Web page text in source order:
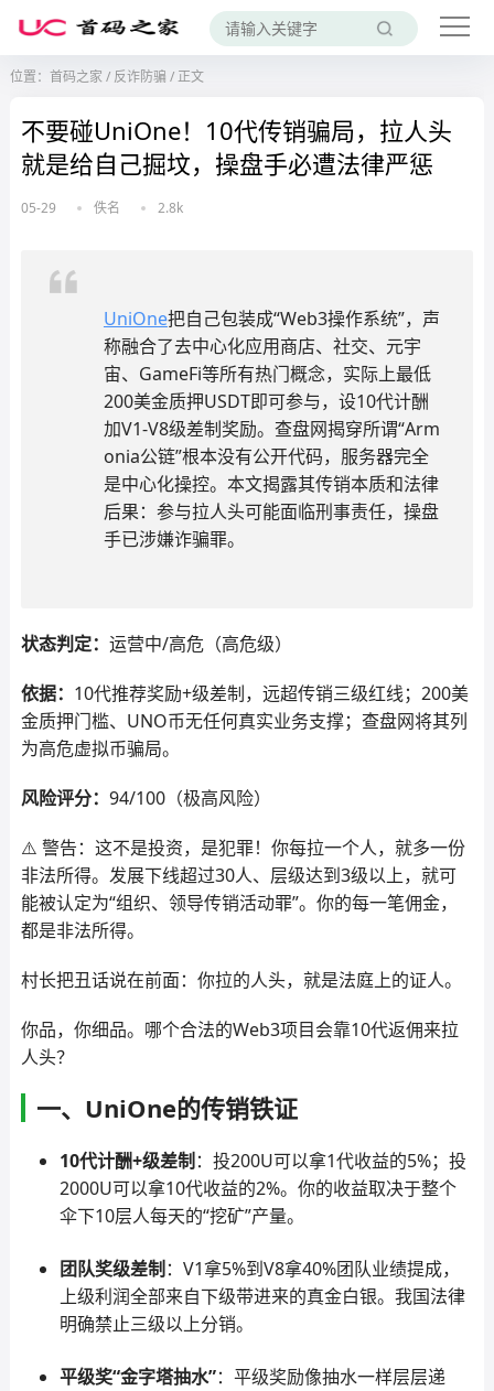
位置： 首码之家 / 反诈防骗 /正文
不要碰UniOne！10代传销骗局，拉人头
就是给自己掘坟，操盘手必遭法律严惩
05-29 佚名 2.8k
UniOne把自己包装成“Web3操作系统”，声
称融合了去中心化应用商店、社交、元宇
宙、GameFi等所有热门概念，实际上最低
200美金质押USDT即可参与，设10代计酬
加V1-V8级差制奖励。查盘网揭穿所谓“Arm
onia公链”根本没有公开代码，服务器完全
是中心化操控。本文揭露其传销本质和法律
后果：参与拉人头可能面临刑事责任，操盘
手已涉嫌诈骗罪。
状态判定： 运营中/高危（高危级）
依据： 10代推荐奖励+级差制，远超传销三级红线；200美
金质押门槛、UNO币无任何真实业务支撑；查盘网将其列
为高危虚拟币骗局。
风险评分： 94/100（极高风险）
⚠️ 警告：这不是投资，是犯罪！你每拉一个人，就多一份
非法所得。发展下线超过30人、层级达到3级以上，就可
能被认定为“组织、领导传销活动罪”。你的每一笔佣金，
都是非法所得。
村长把丑话说在前面：你拉的人头，就是法庭上的证人。
你品，你细品。哪个合法的Web3项目会靠10代返佣来拉
人头？
一、UniOne的传销铁证
10代计酬+级差制 ：投200U可以拿1代收益的5%；投
2000U可以拿10代收益的2%。你的收益取决于整个
伞下10层人每天的“挖矿”产量。
团队奖级差制 ：V1拿5%到V8拿40%团队业绩提成，
上级利润全部来自下级带进来的真金白银。我国法律
明确禁止三级以上分销。
平级奖“金字塔抽水”：平级奖励像抽水一样层层递